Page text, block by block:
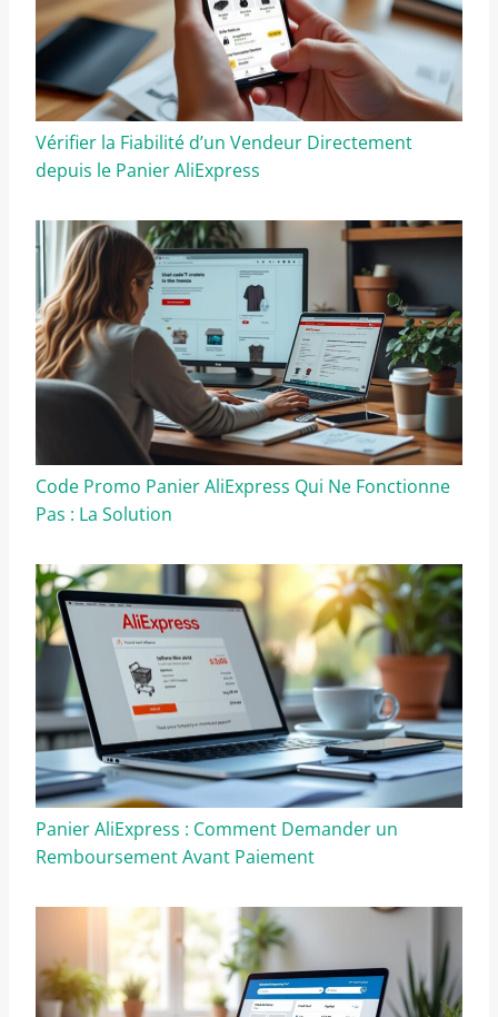
Vérifier la Fiabilité d’un Vendeur Directement
depuis le Panier AliExpress
Code Promo Panier AliExpress Qui Ne Fonctionne
Pas : La Solution
Panier AliExpress : Comment Demander un
Remboursement Avant Paiement